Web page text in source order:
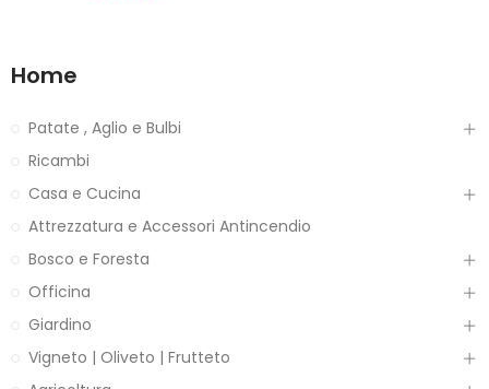
Home
Patate , Aglio e Bulbi
Ricambi
Casa e Cucina
Attrezzatura e Accessori Antincendio
Bosco e Foresta
Officina
Giardino
Vigneto | Oliveto | Frutteto